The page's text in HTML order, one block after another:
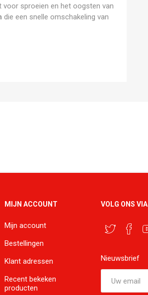
sproeien en het oogsten van
die een snelle omschakeling van
MIJN ACCOUNT
Mijn account
Bestellingen
Klant adressen
Recent bekeken
producten
VOLG ONS VIA
Nieuwsbrief